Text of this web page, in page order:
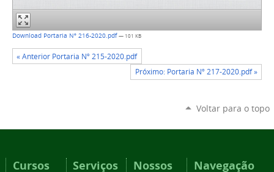
Download Portaria Nº 216-2020.pdf— 101 KB
« Anterior Portaria Nº 215-2020.pdf
Próximo: Portaria Nº 217-2020.pdf »
Voltar para o topo
Cursos Serviços
Nossos
Navegação